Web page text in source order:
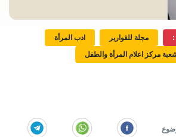
: مجلة للقوارير
ادب المرأة
مركز اعلام المرأة والطفل